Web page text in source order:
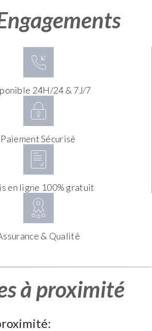
24H/24 & 7J/7
Paiement Sécurisé
en ligne 100% gratuit
& Qualité
à proximité